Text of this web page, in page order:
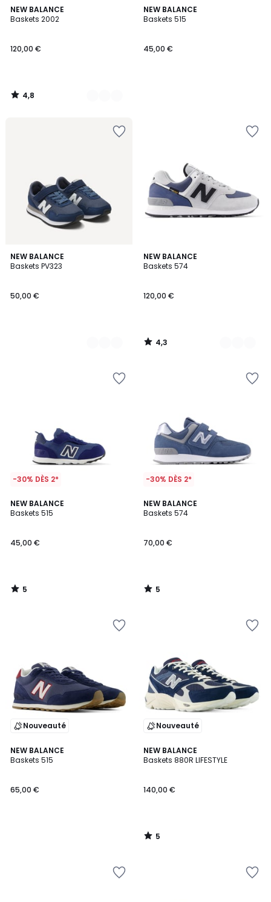
NEW BALANCE
Baskets 2002
120,00 €
4,8
/ 5
2
Couleurs
4,8
/
NEW BALANCE
Baskets 515
45,00 €
NEW BALANCE
Baskets PV323
50,00 €
3
Couleurs
NEW BALANCE
Baskets 574
120,00 €
4,3
/ 5
2
Couleurs
4,3
/
-30% DÈS 2*
NEW BALANCE
Baskets 515
45,00 €
5
/
5
/
-30% DÈS 2*
NEW BALANCE
Baskets 574
70,00 €
5
/
5
/
Nouveauté
NEW BALANCE
Baskets 515
65,00 €
Nouveauté
NEW BALANCE
Baskets 880R LIFESTYLE
140,00 €
5
/
5
/